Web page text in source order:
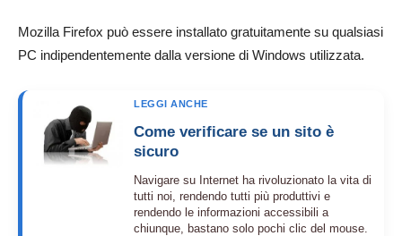
Mozilla Firefox può essere installato gratuitamente su qualsiasi
PC indipendentemente dalla versione di Windows utilizzata.
LEGGI ANCHE
Come verificare se un sito è
sicuro
Navigare su Internet ha rivoluzionato la vita di
tutti noi, rendendo tutti più produttivi e
rendendo le informazioni accessibili a
chiunque, bastano solo pochi clic del mouse.